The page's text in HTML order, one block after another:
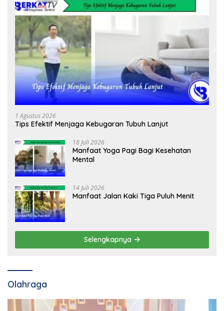
1 Agustus 2026
Tips Efektif Menjaga Kebugaran Tubuh Lanjut
18 Juli 2026
Manfaat Yoga Pagi Bagi Kesehatan
Mental
14 Juli 2026
Manfaat Jalan Kaki Tiga Puluh Menit
Selengkapnya
Olahraga